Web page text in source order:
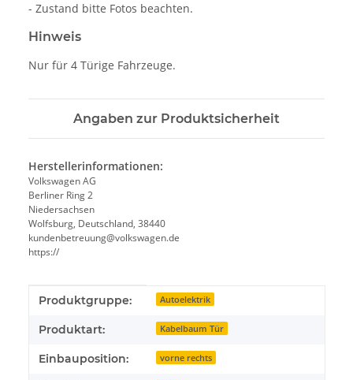
- Zustand bitte Fotos beachten.
Hinweis
Nur für 4 Türige Fahrzeuge.
Angaben zur Produktsicherheit
Herstellerinformationen:
Volkswagen AG
Berliner Ring 2
Niedersachsen
Wolfsburg, Deutschland, 38440
kundenbetreuung@volkswagen.de
https://
Produkteigenschaft
Wert
Produktgruppe: Autoelektrik
Produktart: Kabelbaum Tür
Einbauposition: vorne rechts